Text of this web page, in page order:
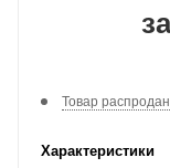
Товар распродан
Характеристики